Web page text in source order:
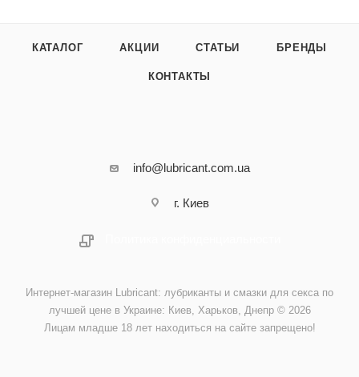
КАТАЛОГ АКЦИИ СТАТЬИ БРЕНДЫ
КОНТАКТЫ
info@lubricant.com.ua
г. Киев
Интернет-магазин Lubricant: лубриканты и смазки для секса по
лучшей цене в Украине: Киев, Харьков, Днепр © 2026
Лицам младше 18 лет находиться на сайте запрещено!